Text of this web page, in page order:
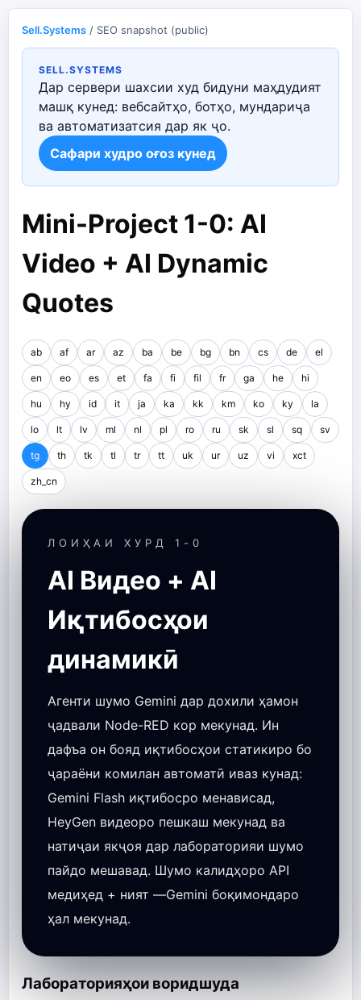
Sell.Systems / SEO snapshot (public)
SELL.SYSTEMS
Дар сервери шахсии худ бидуни маҳдудият
машқ кунед: вебсайтҳо, ботҳо, мундариҷа
ва автоматизатсия дар як ҷо.
Сафари худро оғоз кунед
Mini-Project 1-0: AI
Video + AI Dynamic
Quotes
ab af ar az ba be bg bn cs de el
en eo es et fa fi fil fr ga he hi
hu hy id it ja ka kk km ko ky la
lo lt lv ml nl pl ro ru sk sl sq sv
tg th tk tl tr tt uk ur uz vi xct
zh_cn
ЛОИҲАИ ХУРД 1-0
AI Видео + AI
Иқтибосҳои
динамикӣ
Агенти шумо Gemini дар дохили ҳамон
ҷадвали Node-RED кор мекунад. Ин
дафъа он бояд иқтибосҳои статикиро бо
ҷараёни комилан автоматӣ иваз кунад:
Gemini Flash иқтибосро менависад,
HeyGen видеоро пешкаш мекунад ва
натиҷаи якҷоя дар лабораторияи шумо
пайдо мешавад. Шумо калидҳоро API
медиҳед + ният —Gemini боқимондаро
ҳал мекунад.
Лабораторияҳои воридшуда